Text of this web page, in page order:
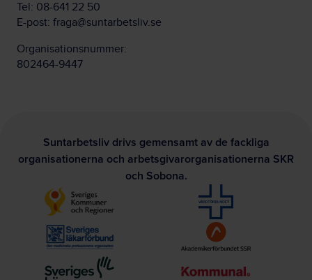
Tel: 08-641 22 50
E-post: fraga@suntarbetsliv.se
Organisationsnummer:
802464-9447
Suntarbetsliv drivs gemensamt av de fackliga
organisationerna och arbetsgivarorganisationerna SKR
och Sobona.